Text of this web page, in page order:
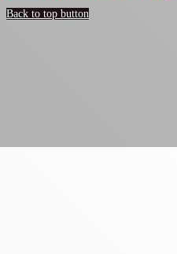
Back to top button